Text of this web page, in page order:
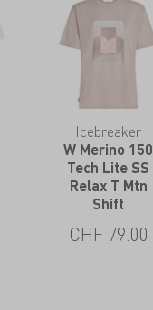
Icebreaker
W Merino 150
Tech Lite SS
Relax T Mtn
Shift
CHF 79.00